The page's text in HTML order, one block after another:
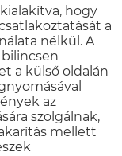
hogy
a
nélkül. A
a külső oldalán
az
szolgálnak,
mellett